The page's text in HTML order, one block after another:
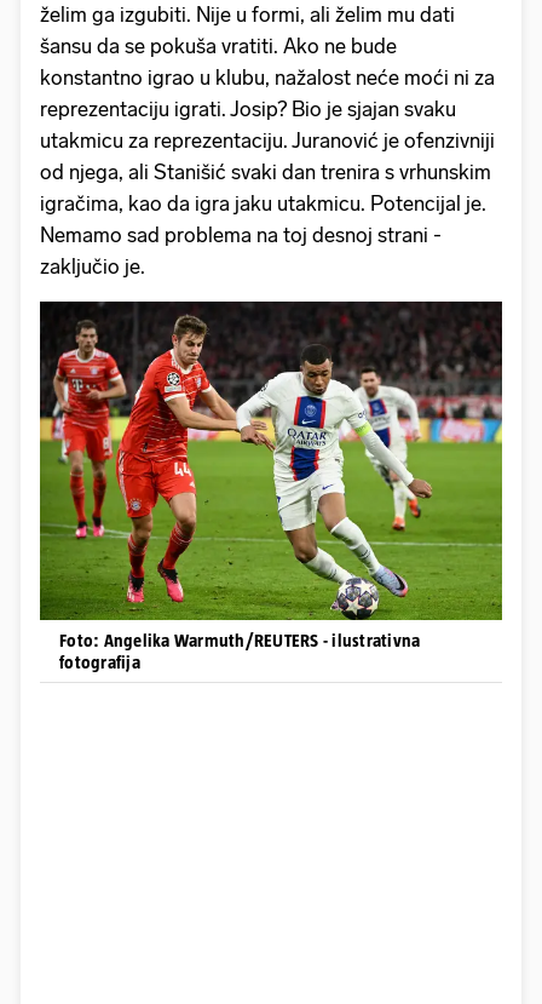
želim ga izgubiti. Nije u formi, ali želim mu dati
šansu da se pokuša vratiti. Ako ne bude
konstantno igrao u klubu, nažalost neće moći ni za
reprezentaciju igrati. Josip? Bio je sjajan svaku
utakmicu za reprezentaciju. Juranović je ofenzivniji
od njega, ali Stanišić svaki dan trenira s vrhunskim
igračima, kao da igra jaku utakmicu. Potencijal je.
Nemamo sad problema na toj desnoj strani -
zaključio je.
Foto: Angelika Warmuth/REUTERS - ilustrativna
fotografija